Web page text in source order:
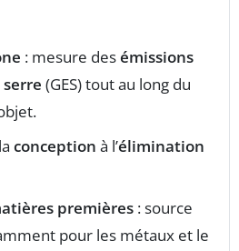
: mesure desémissions
(GES) tout au long du
conception à l’élimination
premières : source
pour les métaux et le